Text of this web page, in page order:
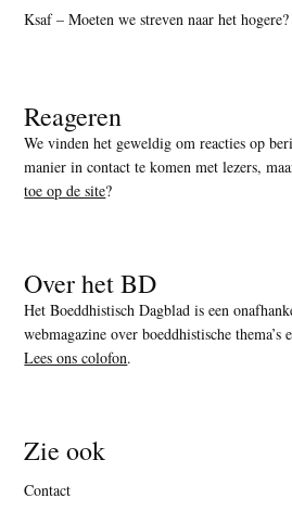
Ksaf – Moeten we streven naar het hogere?
Reageren
We vinden het geweldig om reacties op
manier in contact te komen met lezers,
toe op de site?
Over het BD
Het Boeddhistisch Dagblad is een
webmagazine over boeddhistische thema’s
Lees ons colofon.
Zie ook
Contact